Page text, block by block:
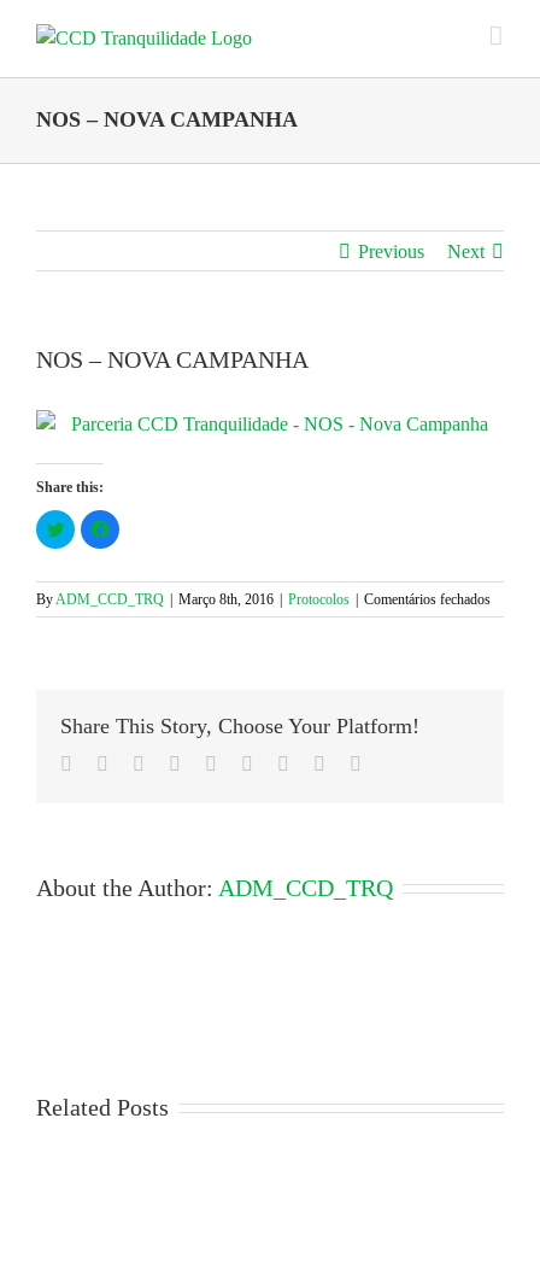
NOS – NOVA CAMPANHA
Previous Next
NOS – NOVA CAMPANHA
Share this:
Click
to
share
Twitter
(Opens
in
Click
to
Facebook
(Opens
in
ByADM_CCD_TRQ Março 8th, 2016 Protocolos Comentários fechadosem
NOS
Share This Story, Choose Your Platform!
Facebook
TwitterLinkedIn
Reddit Google+
TumblrPinterest
About the Author: ADM_CCD_TRQ
Related Posts